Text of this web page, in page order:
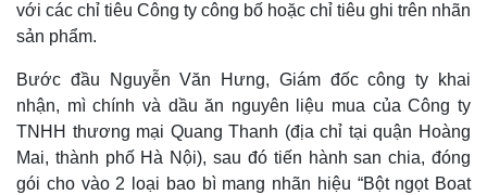
Pháp luật
Tin nóng
Tư vấn luật
Việt Nam
Phân tích
với các chỉ tiêu Công ty công bố hoặc chỉ tiêu ghi trên nhãn
sản phẩm.
Bước đầu Nguyễn Văn Hưng, Giám đốc công ty khai
nhận, mì chính và dầu ăn nguyên liệu mua của Công ty
TNHH thương mại Quang Thanh (địa chỉ tại quận Hoàng
Mai, thành phố Hà Nội), sau đó tiến hành san chia, đóng
gói cho vào 2 loại bao bì mang nhãn hiệu “Bột ngọt Boat